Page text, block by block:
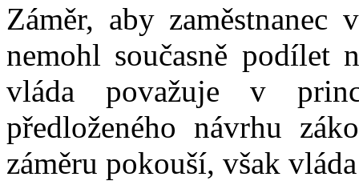
Záměr, aby
nemohl současně podílet
vláda považuje v
předloženého návrhu
záměru pokouší, však